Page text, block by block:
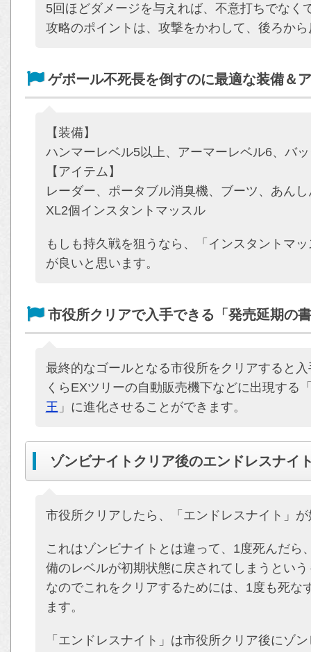
5回ほどダメージを与えれば、不意打ちでなく
攻略のポイントは、攻撃をかわして、後ろか
ゲボール不死長を倒すのに最適な装備＆
【装備】
ハンマーレベル5以上、アーマーレベル6、バ
【アイテム】
レーダー、ポータブル消臭機、ブーツ、あん
XL2個インスタントマッスル
もしも持久戦を狙うなら、「インスタントマ
が良いと思います。
市役所クリアで入手できる「発売延期の
最終的なゴールとなる市役所をクリアすると
くらEXツリーの自動販売機下などに出現する
王 」に進化させることができます。
ゾンビナイトクリア後のエンドレスナイ
市役所クリアしたら、「エンドレスナイト」
これはゾンビナイトとは違って、1度死んだら
備のレベルが初期状態に戻されてしまうとい
なのでこれをクリアするためには、1度も死な
ます。
「エンドレスナイト」は市役所クリア後にゾ